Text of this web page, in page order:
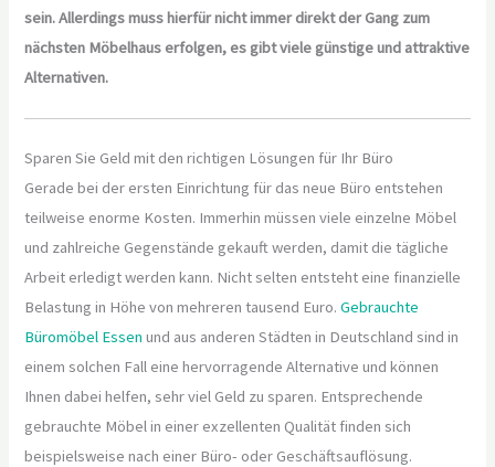
sein. Allerdings muss hierfür nicht immer direkt der Gang zum
nächsten Möbelhaus erfolgen, es gibt viele günstige und attraktive
Alternativen.
Sparen Sie Geld mit den richtigen Lösungen für Ihr Büro
Gerade bei der ersten Einrichtung für das neue Büro entstehen
teilweise enorme Kosten. Immerhin müssen viele einzelne Möbel
und zahlreiche Gegenstände gekauft werden, damit die tägliche
Arbeit erledigt werden kann. Nicht selten entsteht eine finanzielle
Belastung in Höhe von mehreren tausend Euro.Gebrauchte
Büromöbel Essen und aus anderen Städten in Deutschland sind in
einem solchen Fall eine hervorragende Alternative und können
Ihnen dabei helfen, sehr viel Geld zu sparen. Entsprechende
gebrauchte Möbel in einer exzellenten Qualität finden sich
beispielsweise nach einer Büro- oder Geschäftsauflösung.